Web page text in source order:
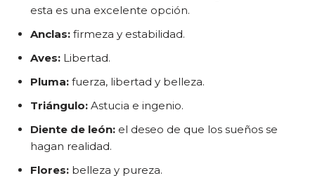
esta es una excelente opción.
Anclas: firmeza y estabilidad.
Aves: Libertad.
Pluma: fuerza, libertad y belleza.
Triángulo: Astucia e ingenio.
Diente de león: el deseo de que los sueños se
hagan realidad.
Flores: belleza y pureza.